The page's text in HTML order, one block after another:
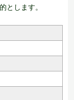
とします。